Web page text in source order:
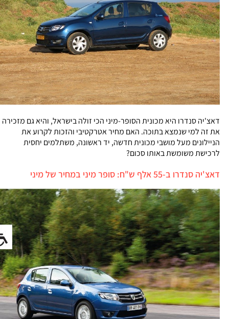
דאצ'יה סנדרו היא מכונית הסופר-מיני הכי זולה בישראל, והיא גם מזכירה
את זה למי שנמצא בתוכה. האם מחיר אטרקטיבי והזכות לקרוע את
הניילונים מעל מושבי מכונית חדשה, יד ראשונה, משתלמים יחסית
לרכישת משומשת באותו סכום?
דאצ'יה סנדרו ב-55 אלף ש"ח: סופר מיני במחיר של מיני